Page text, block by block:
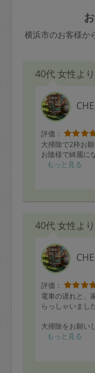
横浜市のお客様か
40代 女性より
評価：
大掃除で2枠お願
お陰様で綺麗に
もっと見る
40代 女性より
評価：
電車の遅れと、
らっしゃいました
大掃除をお願い
私自身も手伝
お願いしたこ
もっと見る